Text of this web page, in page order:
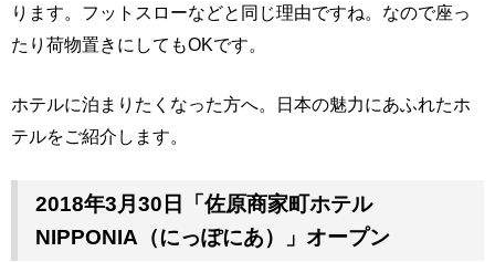
ります。フットスローなどと同じ理由ですね。なので座っ
たり荷物置きにしてもOKです。
ホテルに泊まりたくなった方へ。日本の魅力にあふれたホ
テルをご紹介します。
2018年3月30日「佐原商家町ホテル
NIPPONIA（にっぽにあ）」オープン